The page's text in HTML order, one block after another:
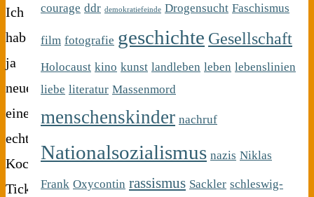
Ich
hab
ja
neuerdings
einen
echten
Koch-
Tick
courage ddr demokratiefeinde Drogensucht Faschismus
film fotografie geschichte Gesellschaft
Holocaust kino kunst landleben leben lebenslinien
liebe literatur Massenmord
menschenskinder nachruf
Nationalsozialismus nazis Niklas
Frank Oxycontin rassismus Sackler schleswig-